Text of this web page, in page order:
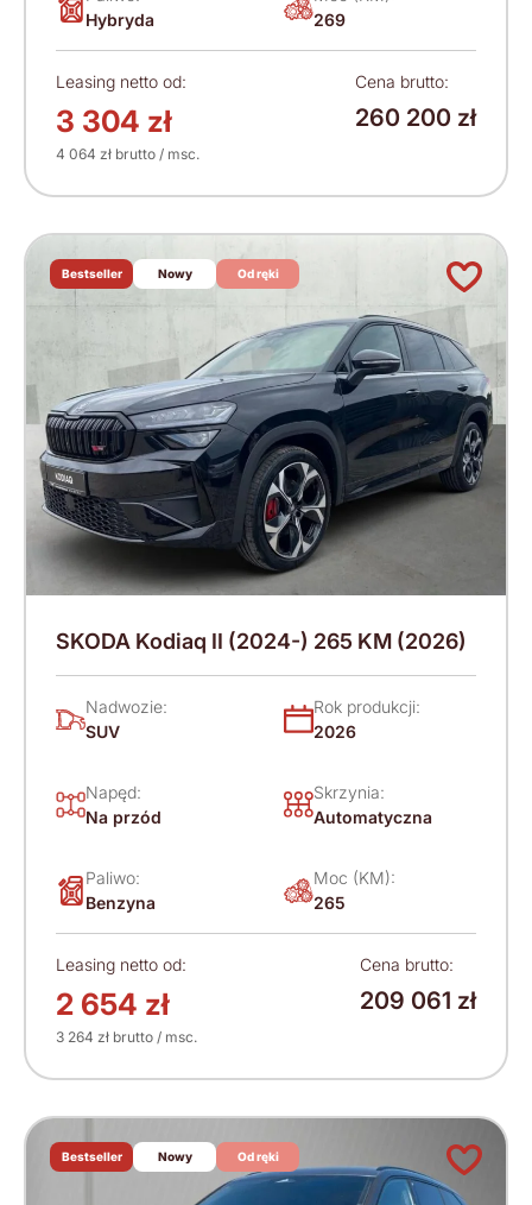
Hybryda
269
Leasing netto od:
3 304 zł
4 064 zł brutto / msc.
Cena brutto:
260 200 zł
Bestseller Nowy Od ręki
SKODA Kodiaq II (2024-) 265 KM (2026)
Nadwozie:
SUV
Rok produkcji:
2026
Napęd:
Na przód
Skrzynia:
Automatyczna
Paliwo:
Benzyna
Moc (KM):
265
Leasing netto od:
2 654 zł
3 264 zł brutto / msc.
Cena brutto:
209 061 zł
Bestseller Nowy Od ręki